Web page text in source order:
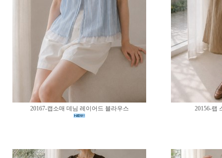
20167-캡소매 데님 레이어드 블라우스 20156-랩